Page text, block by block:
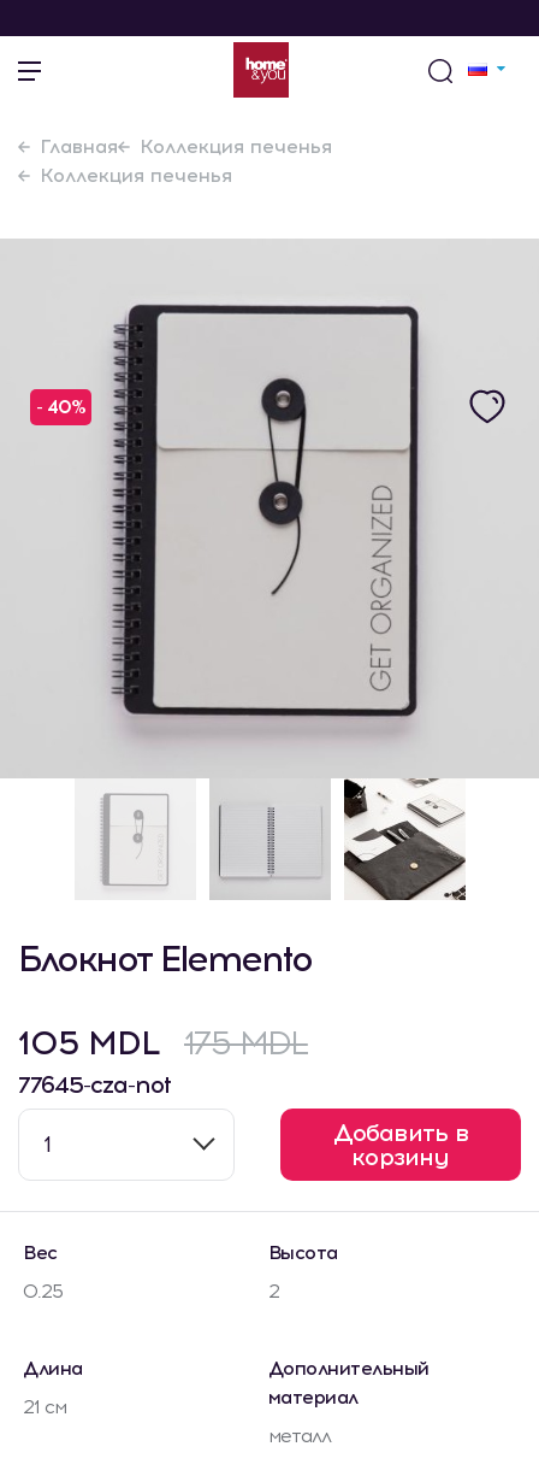
Главная
Коллекция печенья
Коллекция печенья
- 40%
Блокнот Elemento
105 MDL 175 MDL
77645-cza-not
1
Добавить в
корзину
Вес
0.25
Высота
2
Длина
21 см
Дополнительный
материал
металл